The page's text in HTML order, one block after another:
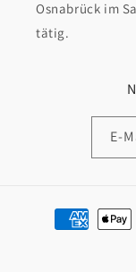
Osnabrück im
tätig.
E-